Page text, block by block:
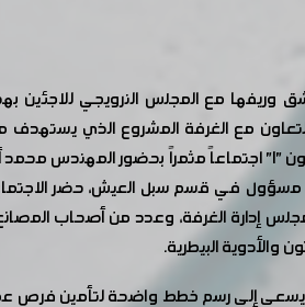
مع المجلس النرويجي للاجئين
مع الغرفة المشروع الذي
وللتعريف بهذا المشروع عقد في منشأة طرابلسي وشركائه الكائنة في
في قسم سبل العيش، حضر الاجتماع
والأدوية البيطرية.
إلى رسم خطط واضحة لتأمين